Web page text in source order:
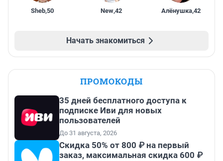
Sheb,50 New,42 Алёнушка,42
Начать знакомиться
ПРОМОКОДЫ
35 дней бесплатного доступа к
подписке Иви для новых
пользователей
До 31 августа, 2026
Скидка 50% от 800 ₽ на первый
заказ, максимальная скидка 600 ₽